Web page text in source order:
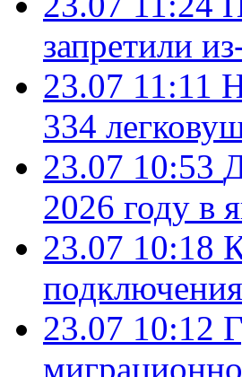
запретили
23.07 11:11
334
23.07 10:53
2026 году в
23.07 10:18
23.07 10:12